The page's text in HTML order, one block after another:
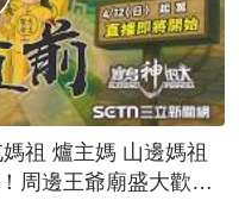
祖 爐主媽 山邊媽祖
周邊王爺廟盛大歡